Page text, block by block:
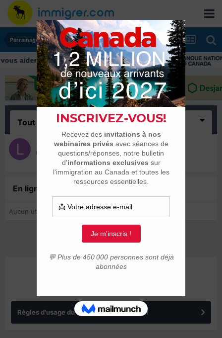
Parrainages et Mariages
Tout
Lala4567
30 mai 2021
En ligne récemment
Aucun utilisateur enregistré regarde cette page.
Règles d'usage du forum IMMIGRER.COM